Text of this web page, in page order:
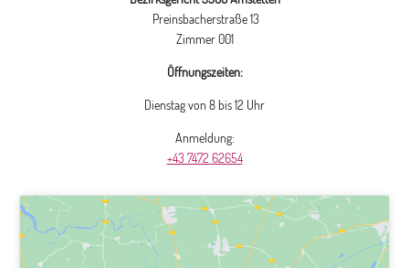
Preinsbacherstraße 13
Zimmer 001
Öffnungszeiten:
Dienstag von 8 bis 12 Uhr
Anmeldung:
+43 7472 62654